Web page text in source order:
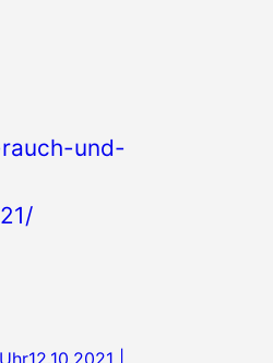
und-
12.10.2021 |